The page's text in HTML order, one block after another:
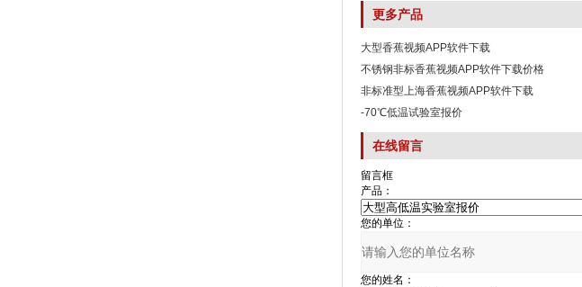
更多产品
大型香蕉视频APP软件下载
不锈钢非标香蕉视频APP软件下载价格
非标准型上海香蕉视频APP软件下载
-70℃低温试验室报价
在线留言
留言框
产品：
您的单位：
您的姓名：